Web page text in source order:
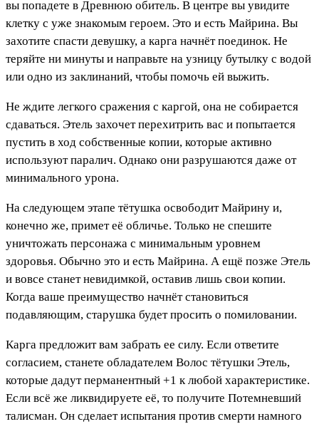
вы попадете в Древнюю обитель. В центре вы увидите
клетку с уже знакомым героем. Это и есть Майрина. Вы
захотите спасти девушку, а карга начнёт поединок. Не
теряйте ни минуты и направьте на узницу бутылку с водой
или одно из заклинаний, чтобы помочь ей выжить.
Не ждите легкого сражения с каргой, она не собирается
сдаваться. Этель захочет перехитрить вас и попытается
пустить в ход собственные копии, которые активно
используют паралич. Однако они разрушаются даже от
минимального урона.
На следующем этапе тётушка освободит Майрину и,
конечно же, примет её обличье. Только не спешите
уничтожать персонажа с минимальным уровнем
здоровья. Обычно это и есть Майрина. А ещё позже Этель
и вовсе станет невидимкой, оставив лишь свои копии.
Когда ваше преимущество начнёт становиться
подавляющим, старушка будет просить о помиловании.
Карга предложит вам забрать ее силу. Если ответите
согласием, станете обладателем Волос тётушки Этель,
которые дадут перманентный +1 к любой характеристике.
Если всё же ликвидируете её, то получите Потемневший
талисман. Он сделает испытания против смерти намного